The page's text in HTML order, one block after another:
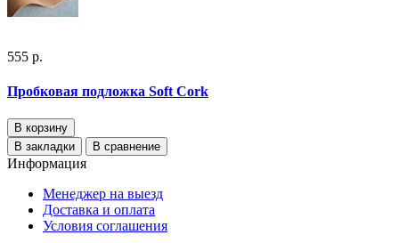
555 р.
Пробковая подложка Soft Cork
В корзину
В закладки
В сравнение
Информация
Менеджер на выезд
Доставка и оплата
Условия соглашения